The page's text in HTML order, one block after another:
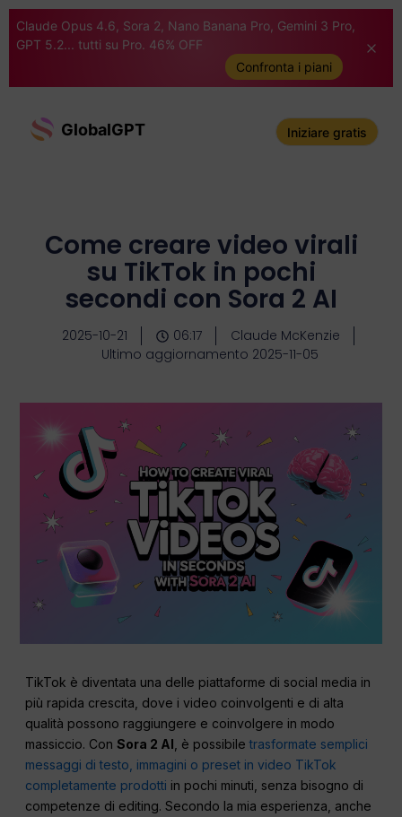
Claude Opus 4.6, Sora 2, Nano Banana Pro, Gemini 3 Pro,
GPT 5.2... tutti su Pro. 46% OFF
Confronta i piani
GlobalGPT Iniziare gratis
Come creare video virali
su TikTok in pochi
secondi con Sora 2 AI
2025-10-21 06:17
Claude McKenzie
Ultimo aggiornamento 2025-11-05
TikTok è diventata una delle piattaforme di social media in
più rapida crescita, dove i video coinvolgenti e di alta
qualità possono raggiungere e coinvolgere in modo
massiccio. ConSora 2 AI , è possibiletrasformate semplici
messaggi di testo, immagini o preset in video TikTok
completamente prodotti in pochi minuti, senza bisogno di
competenze di editing. Secondo la mia esperienza, anche